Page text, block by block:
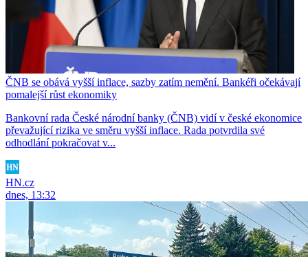
ČNB se obává vyšší inflace, sazby zatím nemění. Bankéři očekávají
pomalejší růst ekonomiky
Bankovní rada České národní banky (ČNB) vidí v české ekonomice
převažující rizika ve směru vyšší inflace. Rada potvrdila své
odhodlání pokračovat v...
HN.cz
dnes, 13:32